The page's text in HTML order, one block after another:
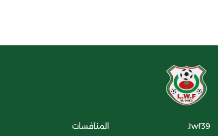
lwf39. المنافسات